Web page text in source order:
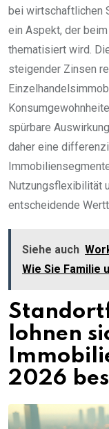
bei wirtschaftlichen
ein Aspekt, der beim
thematisiert wird.
steigender Zinsen
spürbare
daher eine
Nutzungsflexibilität
entscheidende
Siehe auch
Wie Sie Familie
lohnen
2026